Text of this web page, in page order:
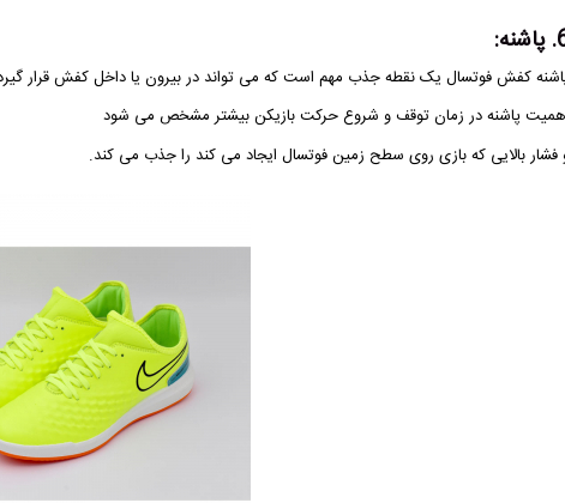
کفش فوتسال یک نقطه جذب مهم است که می تواند در بیرون یا داخل کفش قرار
پاشنه در زمان توقف و شروع حرکت بازیکن بیشتر مشخص می شود
فشار بالایی که بازی روی سطح زمین فوتسال ایجاد می کند را جذب می کند.